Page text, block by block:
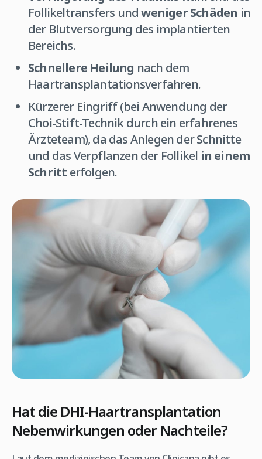
Follikeltransfers undweniger Schäden in
der Blutversorgung des implantierten
Bereichs.
Schnellere Heilung nach dem
Haartransplantationsverfahren.
Kürzerer Eingriff (bei Anwendung der
Choi-Stift-Technik durch ein erfahrenes
Ärzteteam), da das Anlegen der Schnitte
und das Verpflanzen der Follikel in einem
Schritt erfolgen.
Hat die DHI-Haartransplantation
Nebenwirkungen oder Nachteile?